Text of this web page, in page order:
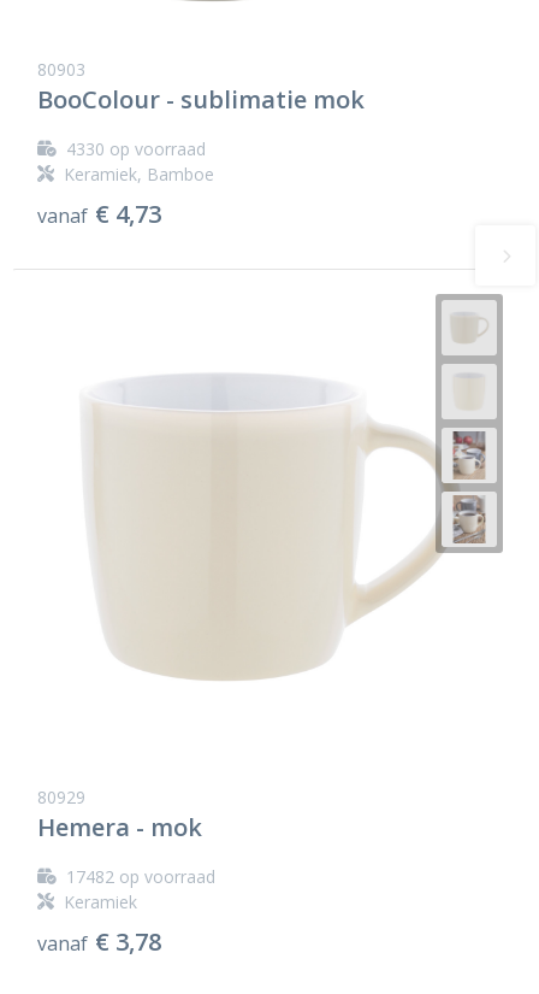
80903
BooColour - sublimatie mok
4330 op voorraad
Keramiek, Bamboe
vanaf € 4,73
80929
Hemera - mok
17482op voorraad
Keramiek
vanaf € 3,78